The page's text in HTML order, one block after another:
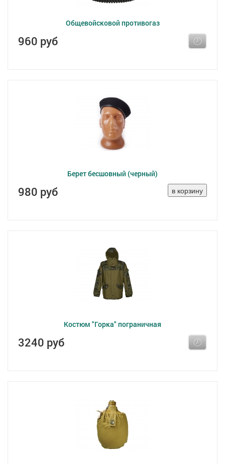
Общевойсковой противогаз
960 руб
Берет бесшовный (черный)
980 руб
Костюм "Горка" пограничная
3240 руб